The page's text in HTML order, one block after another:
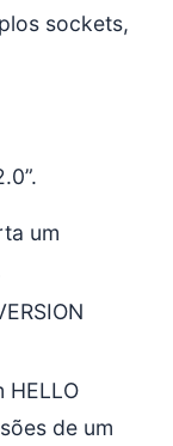
sockets,
um
HELLO
de um